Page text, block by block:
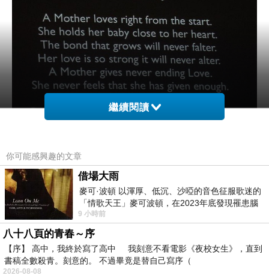
節目一開始，我們一起讀一篇短文/詩
We love you Moms... Happy Mother's Day
A Mother's Love - A Poem for Mothers
繼續閱讀
你可能感興趣的文章
借場大雨
麥可·波頓 以渾厚、低沉、沙啞的音色征服歌迷的
「情歌天王」麥可波頓，在2023年底發現罹患腦
瘤「祈禱早日康復，一切都好」。
9 小時前
八十八頁的青春～序
【序】 高中，我終於寫了高中 我刻意不看電影《夜校女生》，直到
書稿全數殺青。刻意的。 不過畢竟是替自己寫序（
2026-08-08